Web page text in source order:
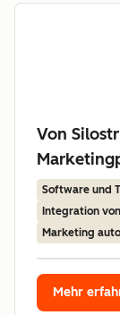
Von
Software und
Integration
Marketing
Mehr